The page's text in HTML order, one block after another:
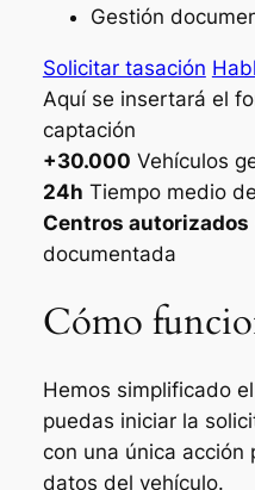
Gestión
Solicitar tasación
Aquí se insertará el
captación
+30.000 Vehículos
24h Tiempo medio
Centros autorizados
documentada
Cómo
Hemos simplificado
puedas iniciar la
con una única acción
datos del vehículo.